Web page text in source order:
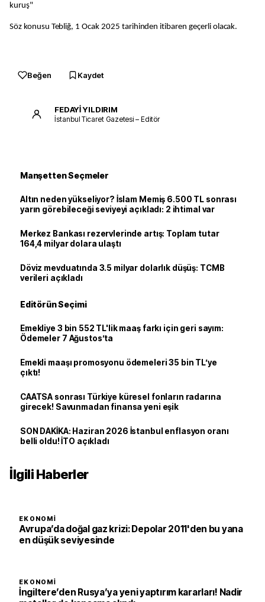
kuruş"
Söz konusu Tebliğ, 1 Ocak 2025 tarihinden itibaren geçerli olacak.
Beğen Kaydet
FEDAYİ YILDIRIM
İstanbul Ticaret Gazetesi – Editör
Manşetten Seçmeler
Altın neden yükseliyor? İslam Memiş 6.500 TL sonrası
yarın görebileceği seviyeyi açıkladı: 2 ihtimal var
Merkez Bankası rezervlerinde artış: Toplam tutar
164,4 milyar dolara ulaştı
Döviz mevduatında 3.5 milyar dolarlık düşüş: TCMB
verileri açıkladı
Editörün Seçimi
Emekliye 3 bin 552 TL'lik maaş farkı için geri sayım:
Ödemeler 7 Ağustos’ta
Emekli maaşı promosyonu ödemeleri 35 bin TL’ye
çıktı!
CAATSA sonrası Türkiye küresel fonların radarına
girecek! Savunmadan finansa yeni eşik
SON DAKİKA: Haziran 2026 İstanbul enflasyon oranı
belli oldu! İTO açıkladı
İlgili Haberler
EKONOMI
Avrupa’da doğal gaz krizi: Depolar 2011'den bu yana
en düşük seviyesinde
EKONOMI
İngiltere’den Rusya’ya yeni yaptırım kararları! Nadir